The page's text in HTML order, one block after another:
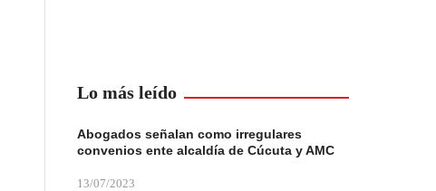
Lo más leído
Abogados señalan como irregulares
convenios ente alcaldía de Cúcuta y AMC
13/07/2023